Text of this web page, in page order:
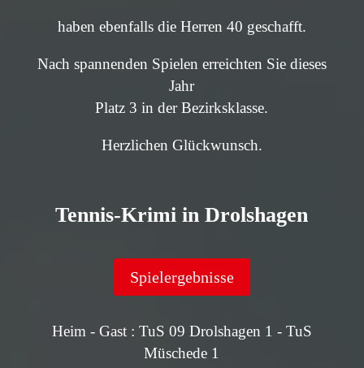
haben ebenfalls die Herren 40 geschafft.
Nach spannenden Spielen erreichten Sie dieses
Jahr
Platz 3 in der Bezirksklasse.
Herzlichen Glückwunsch.
Tennis-Krimi in Drolshagen
Spielergebnisse
Heim - Gast : TuS 09 Drolshagen 1 - TuS
Müschede 1